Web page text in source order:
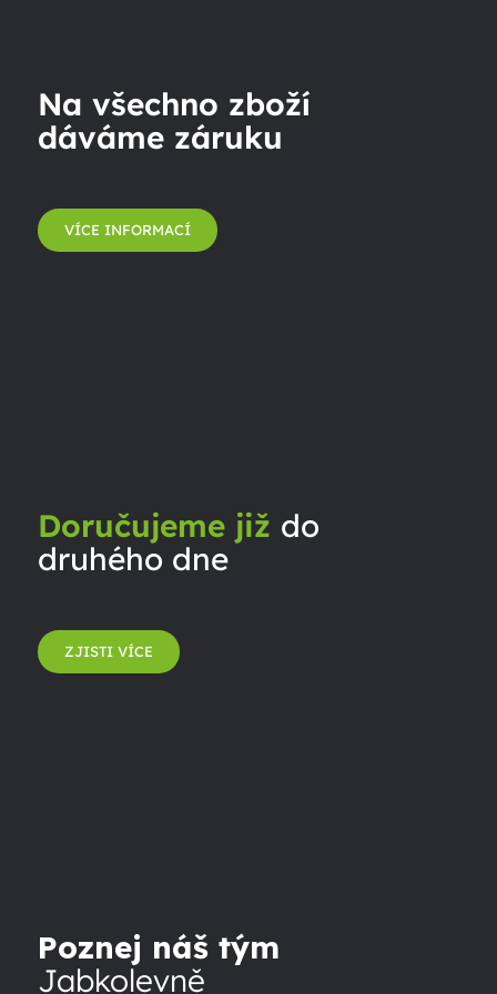
Na všechno zboží
dáváme záruku
VÍCE INFORMACÍ
Doručujeme již do
druhého dne
ZJISTI VÍCE
Poznej náš tým
Jabkolevně